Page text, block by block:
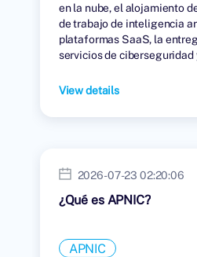
en la nube, el alojamiento
de trabajo de inteligencia
plataformas SaaS, la
servicios de
View details
2026-07-23 02:20:06
¿Qué es APNIC?
APNIC